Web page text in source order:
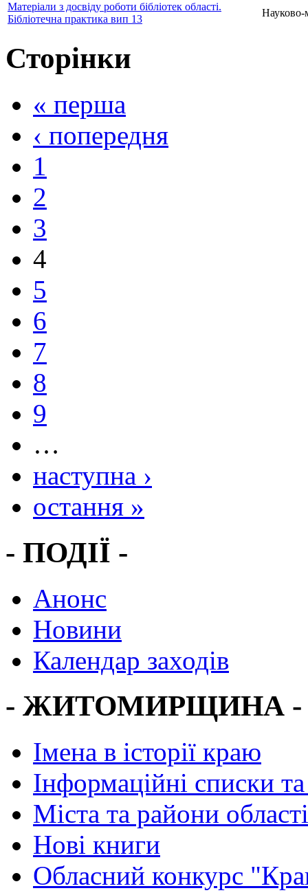
Матеріали з досвіду роботи бібліотек області.
Бібліотечна практика вип 13
Науково-
Сторінки
« перша
‹ попередня
1
2
3
4
5
6
7
8
9
…
наступна ›
остання »
- ПОДІЇ -
Анонс
Новини
Календар заходів
- ЖИТОМИРЩИНА -
Імена в історії краю
Інформаційні списки
Міста та райони області
Нові книги
Обласний конкурс